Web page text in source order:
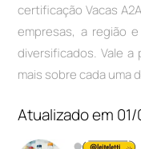
certificação Vacas
empresas, a região
diversificados. Vale
mais sobre cada uma
Atualizado em